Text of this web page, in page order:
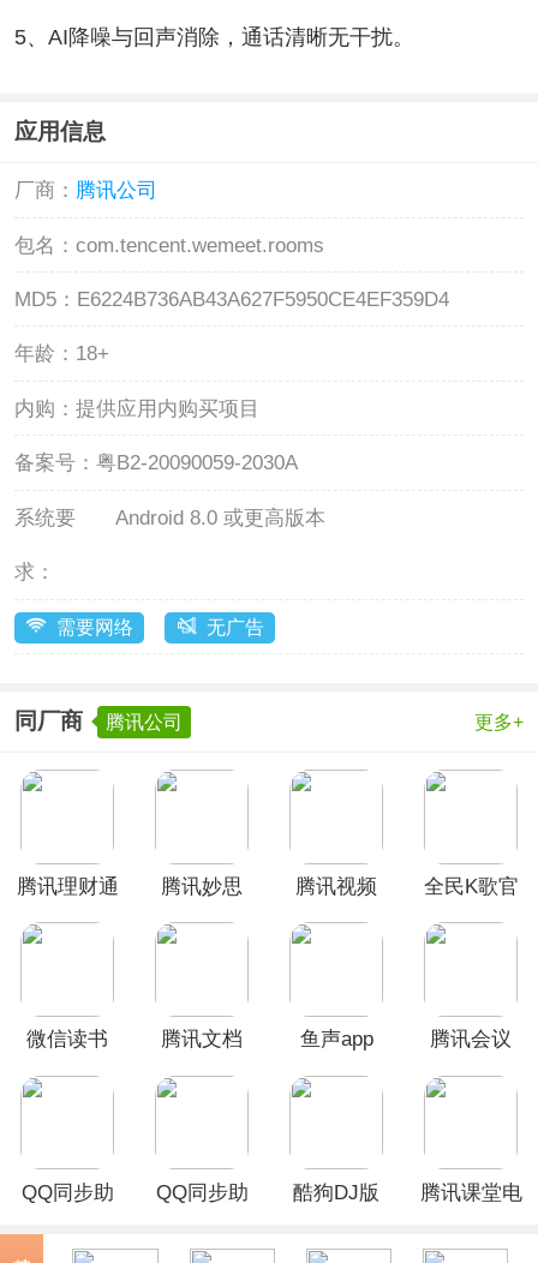
5、AI降噪与回声消除，通话清晰无干扰。
应用信息
厂商： 腾讯公司
包名： com.tencent.wemeet.rooms
MD5： E6224B736AB43A627F5950CE4EF359D4
年龄： 18+
内购： 提供应用内购买项目
备案号： 粤B2-20090059-2030A
系统要
求：
Android 8.0 或更高版本
需要网络 无广告
同厂商 腾讯公司 更多+
腾讯理财通
腾讯妙思
腾讯视频
全民K歌官
微信读书
腾讯文档
鱼声app
腾讯会议
器app
QQ同步助
QQ同步助
酷狗DJ版
腾讯课堂电